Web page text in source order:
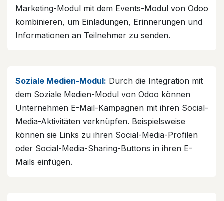
Marketing-Modul mit dem Events-Modul von Odoo
kombinieren, um Einladungen, Erinnerungen und
Informationen an Teilnehmer zu senden.
Soziale Medien-Modul: Durch die Integration mit
dem Soziale Medien-Modul von Odoo können
Unternehmen E-Mail-Kampagnen mit ihren Social-
Media-Aktivitäten verknüpfen. Beispielsweise
können sie Links zu ihren Social-Media-Profilen
oder Social-Media-Sharing-Buttons in ihren E-
Mails einfügen.